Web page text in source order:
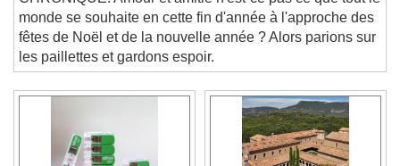
CHRONIQUE. Amour et amitié n'est-ce pas ce que tout le
monde se souhaite en cette fin d'année à l'approche des
fêtes de Noël et de la nouvelle année ? Alors parions sur
les paillettes et gardons espoir.